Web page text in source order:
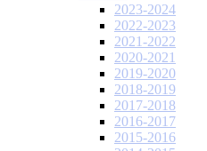
2023-2024
2022-2023
2021-2022
2020-2021
2019-2020
2018-2019
2017-2018
2016-2017
2015-2016